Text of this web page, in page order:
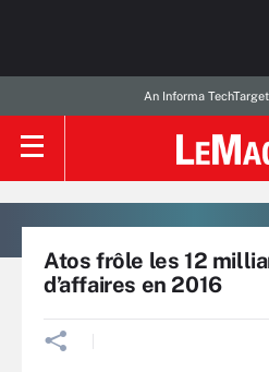
An Informa
Atos frôle les 12
d’affaires en 2016